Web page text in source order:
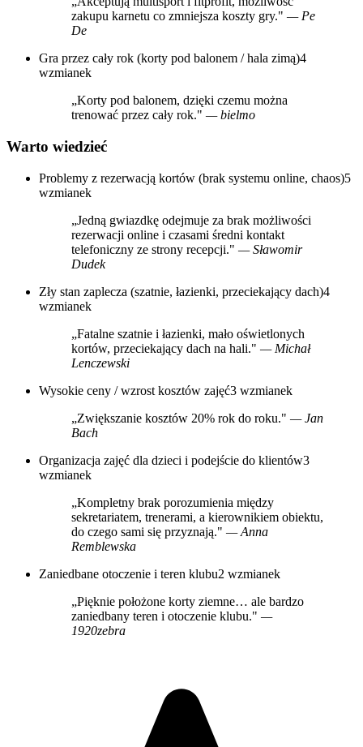
zakupu karnetu co zmniejsza koszty gry." — Pe
De
Gra przez cały rok (korty pod balonem / hala zimą)4
wzmianek
„Korty pod balonem, dzięki czemu można
trenować przez cały rok." — bielmo
Warto wiedzieć
Problemy z rezerwacją kortów (brak systemu online, chaos)5
wzmianek
„Jedną gwiazdkę odejmuje za brak możliwości
rezerwacji online i czasami średni kontakt
telefoniczny ze strony recepcji." — Sławomir
Dudek
Zły stan zaplecza (szatnie, łazienki, przeciekający dach)4
wzmianek
„Fatalne szatnie i łazienki, mało oświetlonych
kortów, przeciekający dach na hali." — Michał
Lenczewski
Wysokie ceny / wzrost kosztów zajęć3 wzmianek
„Zwiększanie kosztów 20% rok do roku." — Jan
Bach
Organizacja zajęć dla dzieci i podejście do klientów3
wzmianek
„Kompletny brak porozumienia między
sekretariatem, trenerami, a kierownikiem obiektu,
do czego sami się przyznają." — Anna
Remblewska
Zaniedbane otoczenie i teren klubu2 wzmianek
„Pięknie położone korty ziemne… ale bardzo
zaniedbany teren i otoczenie klubu." —
1920zebra